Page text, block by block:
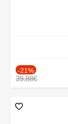
-21%
39.88€